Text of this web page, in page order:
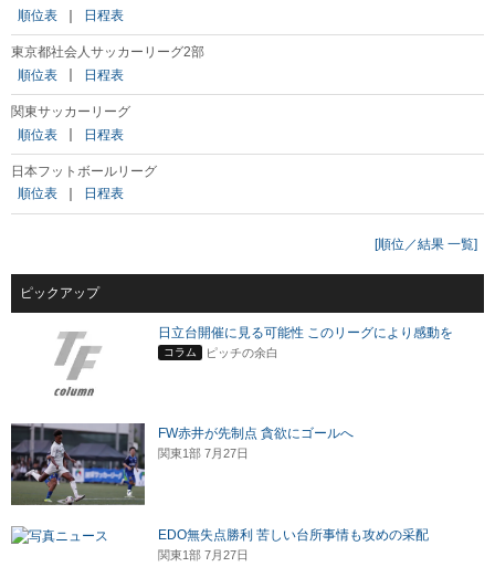
順位表
日程表
東京都社会人サッカーリーグ2部
順位表
日程表
関東サッカーリーグ
順位表
日程表
日本フットボールリーグ
順位表
日程表
[順位／結果 一覧]
ピックアップ
日立台開催に見る可能性 このリーグにより感動を
コラム ピッチの余白
FW赤井が先制点 貪欲にゴールへ
関東1部 7月27日
EDO無失点勝利 苦しい台所事情も攻めの采配
関東1部 7月27日